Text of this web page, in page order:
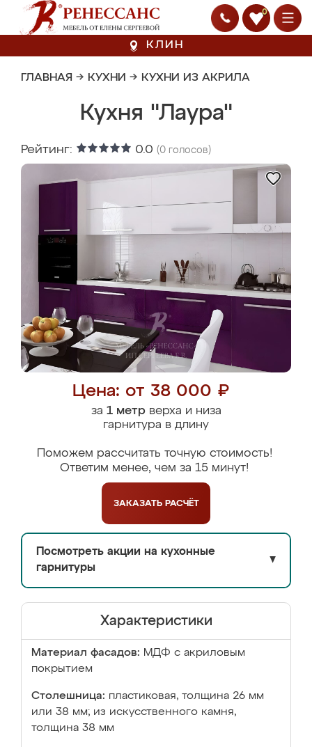
0
КЛИН
ГЛАВНАЯ → КУХНИ → КУХНИ ИЗ АКРИЛА
Кухня "Лаура"
Рейтинг: 0.0 (0 голосов)
Цена: от 38 000 ₽
за 1 метрверха и низа
гарнитура в длину
Поможем рассчитать точную стоимость!
Ответим менее, чем за 15 минут!
ЗАКАЗАТЬ РАСЧЁТ
Посмотреть акции на кухонные
гарнитуры
▼
Характеристики
Материал фасадов: МДФ с акриловым
покрытием
Столешница: пластиковая, толщина 26 мм
или 38 мм; из искусственного камня,
толщина 38 мм